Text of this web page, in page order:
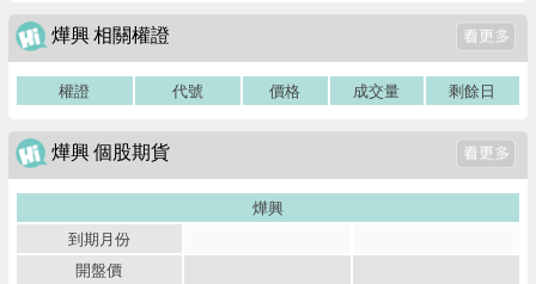
燁興 相關權證
權證 代號 價格 成交量 剩餘日
燁興 個股期貨
燁興
到期月份
開盤價